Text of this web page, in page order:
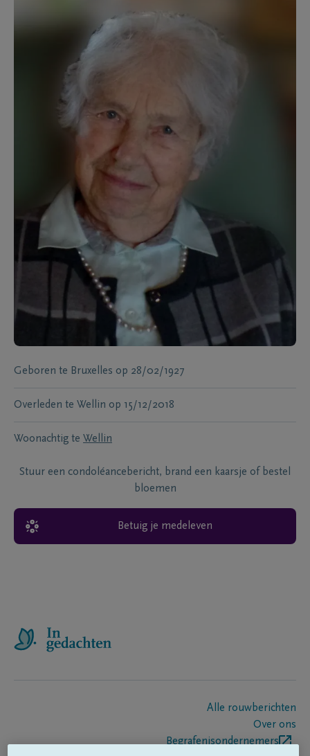
Geboren te Bruxelles op 28/02/1927
Overleden te Wellin op 15/12/2018
Woonachtig te Wellin
Stuur een condoléancebericht, brand een kaarsje of bestel
bloemen
Betuig je medeleven
Alle rouwberichten
Over ons
Begrafenisondernemers